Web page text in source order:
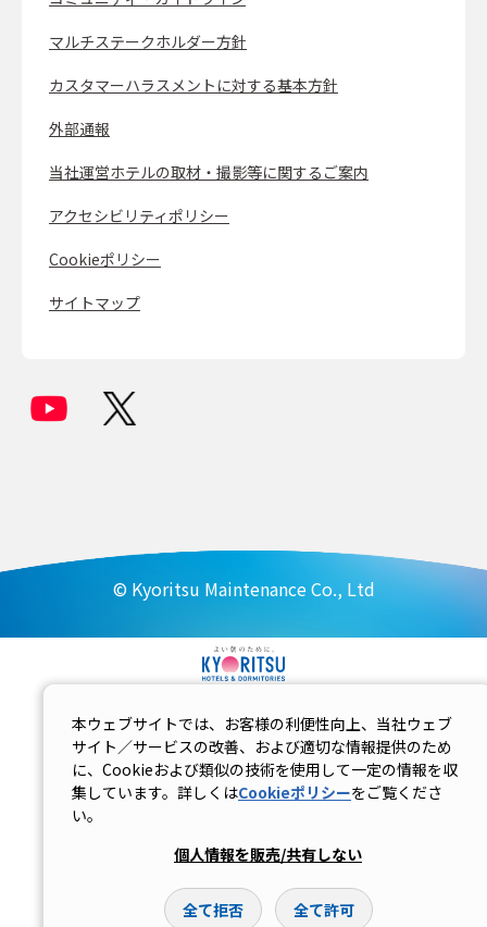
マルチステークホルダー方針
カスタマーハラスメントに対する基本方針
外部通報
当社運営ホテルの取材・撮影等に関するご案内
アクセシビリティポリシー
Cookieポリシー
サイトマップ
© Kyoritsu Maintenance Co., Ltd
本ウェブサイトでは、お客様の利便性向上、当社ウェブ
サイト／サービスの改善、および適切な情報提供のため
に、Cookieおよび類似の技術を使用して一定の情報を収
集しています。詳しくはCookieポリシーをご覧くださ
い。
個人情報を販売/共有しない
全て拒否 全て許可